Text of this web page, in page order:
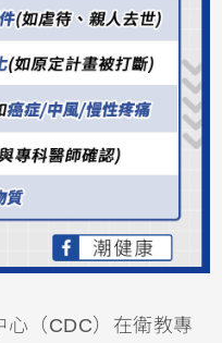
心（CDC）在衛教專